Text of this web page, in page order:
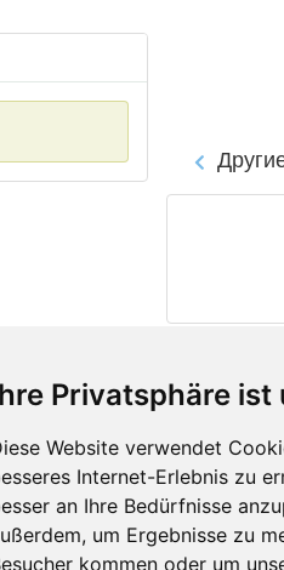
Privatsphäre ist
Website verwendet
Internet-Erlebnis zu
an Ihre Bedürfnisse
um Ergebnisse zu
kommen oder um
отзыв
об ошибке